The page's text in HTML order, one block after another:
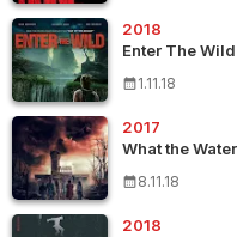
2018
Enter The
1.11.18
2017
What the
8.11.18
2018